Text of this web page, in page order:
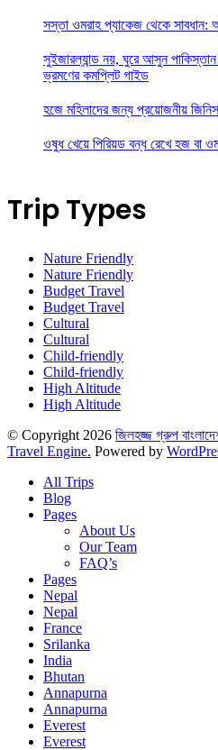
সস্তা ওমরাহ প্যাকেজ থেকে সাবধান:
সুইজারল্যান্ড নয়, ঘুরে আসুন
ভ্রমণের কমপ্লিট গাইড
হজে মহিলাদের জন্য প্রয়োজনীয়
ওষুধ খেয়ে পিরিয়ড বন্ধ রেখে হজ বা
Trip Types
Nature Friendly
Nature Friendly
Budget Travel
Budget Travel
Cultural
Cultural
Child-friendly
Child-friendly
High Altitude
High Altitude
© Copyright 2026 জিলহজ্জ গ্রুপ
Travel Engine. Powered by
All Trips
Blog
Pages
About Us
Our Team
FAQ’s
Pages
Nepal
Nepal
France
Srilanka
India
Bhutan
Annapurna
Annapurna
Everest
Everest